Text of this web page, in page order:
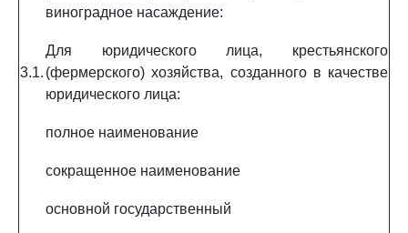
виноградное насаждение:
3.1.
Для юридического лица, крестьянского
(фермерского) хозяйства, созданного в качестве
юридического лица:
полное наименование
сокращенное наименование
основной государственный